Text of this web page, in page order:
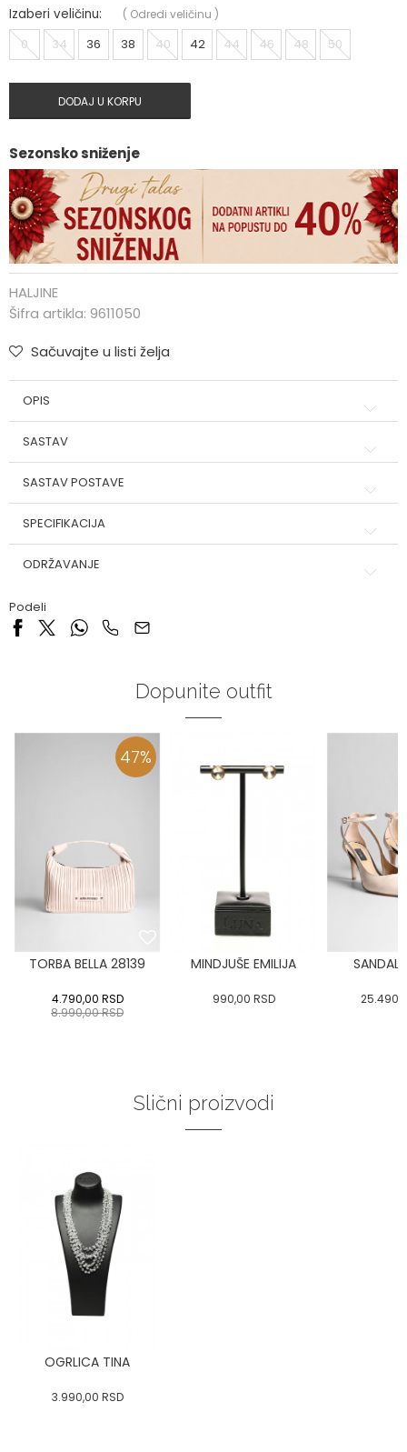
Izaberi veličinu: ( Odredi veličinu )
0 34 36 38 40 42 44 46 48 50
DODAJ U KORPU
Sezonsko sniženje
HALJINE
Šifra artikla: 9611050
Sačuvajte u listi želja
OPIS
SASTAV
SASTAV POSTAVE
SPECIFIKACIJA
ODRŽAVANJE
Podeli
Dopunite outfit
47%
TORBA BELLA 28139
4.790,00 RSD
8.990,00RSD
MINDJUŠE EMILIJA
990,00 RSD
Slični proizvodi
OGRLICA TINA
3.990,00 RSD